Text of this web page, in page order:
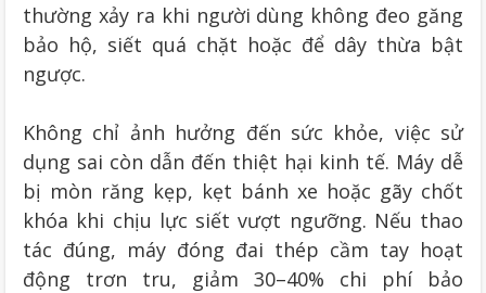
thường xảy ra khi người dùng không đeo găng
bảo hộ, siết quá chặt hoặc để dây thừa bật
ngược.
Không chỉ ảnh hưởng đến sức khỏe, việc sử
dụng sai còn dẫn đến thiệt hại kinh tế. Máy dễ
bị mòn răng kẹp, kẹt bánh xe hoặc gãy chốt
khóa khi chịu lực siết vượt ngưỡng. Nếu thao
tác đúng, máy đóng đai thép cầm tay hoạt
động trơn tru, giảm 30–40% chi phí bảo